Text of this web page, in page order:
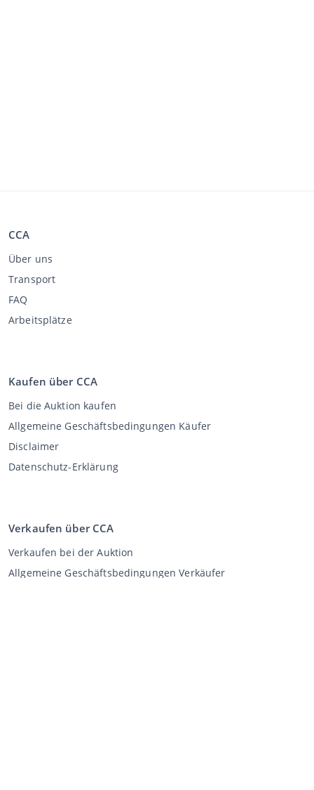
CCA
Über uns
Transport
FAQ
Arbeitsplätze
Kaufen über CCA
Bei die Auktion kaufen
Allgemeine Geschäftsbedingungen Käufer
Disclaimer
Datenschutz-Erklärung
Verkaufen über CCA
Verkaufen bei der Auktion
Allgemeine Geschäftsbedingungen Verkäufer